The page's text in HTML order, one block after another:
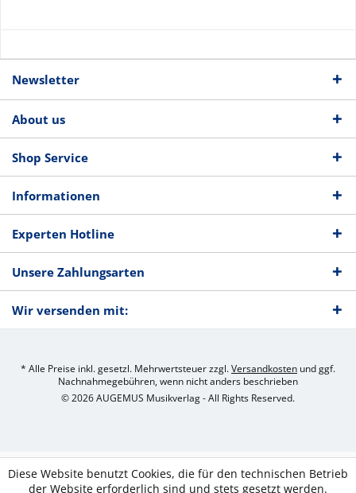
Newsletter
About us
Shop Service
Informationen
Experten Hotline
Unsere Zahlungsarten
Wir versenden mit:
* Alle Preise inkl. gesetzl. Mehrwertsteuer zzgl.Versandkosten und ggf.
Nachnahmegebühren, wenn nicht anders beschrieben
© 2026 AUGEMUS Musikverlag - All Rights Reserved.
Diese Website benutzt Cookies, die für den technischen Betrieb
der Website erforderlich sind und stets gesetzt werden.